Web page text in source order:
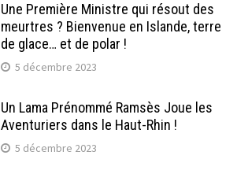
Une Première Ministre qui résout des
meurtres ? Bienvenue en Islande, terre
de glace… et de polar !
5 décembre 2023
Un Lama Prénommé Ramsès Joue les
Aventuriers dans le Haut-Rhin !
5 décembre 2023